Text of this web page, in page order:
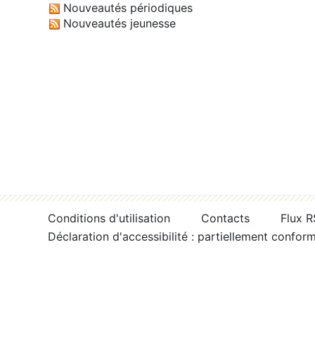
Nouveautés périodiques
Nouveautés jeunesse
Conditions d'utilisation Contacts
Flux
Déclaration d'accessibilité : partiellement